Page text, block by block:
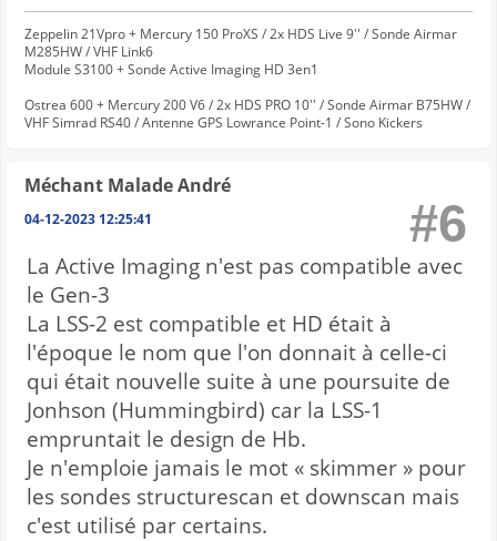
Zeppelin 21Vpro + Mercury 150 ProXS / 2x HDS Live 9'' / Sonde Airmar
M285HW / VHF Link6
Module S3100 + Sonde Active Imaging HD 3en1
Ostrea 600 + Mercury 200 V6 / 2x HDS PRO 10'' / Sonde Airmar B75HW /
VHF Simrad RS40 / Antenne GPS Lowrance Point-1 / Sono Kickers
Méchant Malade André
04-12-2023 12:25:41 #6
La Active Imaging n'est pas compatible avec
le Gen-3
La LSS-2 est compatible et HD était à
l'époque le nom que l'on donnait à celle-ci
qui était nouvelle suite à une poursuite de
Jonhson (Hummingbird) car la LSS-1
empruntait le design de Hb.
Je n'emploie jamais le mot « skimmer » pour
les sondes structurescan et downscan mais
c'est utilisé par certains.